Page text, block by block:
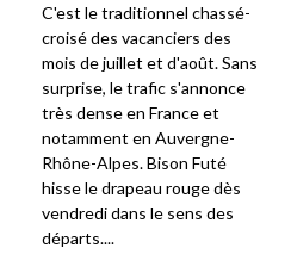
C'est le traditionnel chassé-
croisé des vacanciers des
mois de juillet et d'août. Sans
surprise, le trafic s'annonce
très dense en France et
notamment en Auvergne-
Rhône-Alpes. Bison Futé
hisse le drapeau rouge dès
vendredi dans le sens des
départs....